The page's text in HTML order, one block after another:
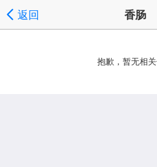
返回 香肠
抱歉，暂无相